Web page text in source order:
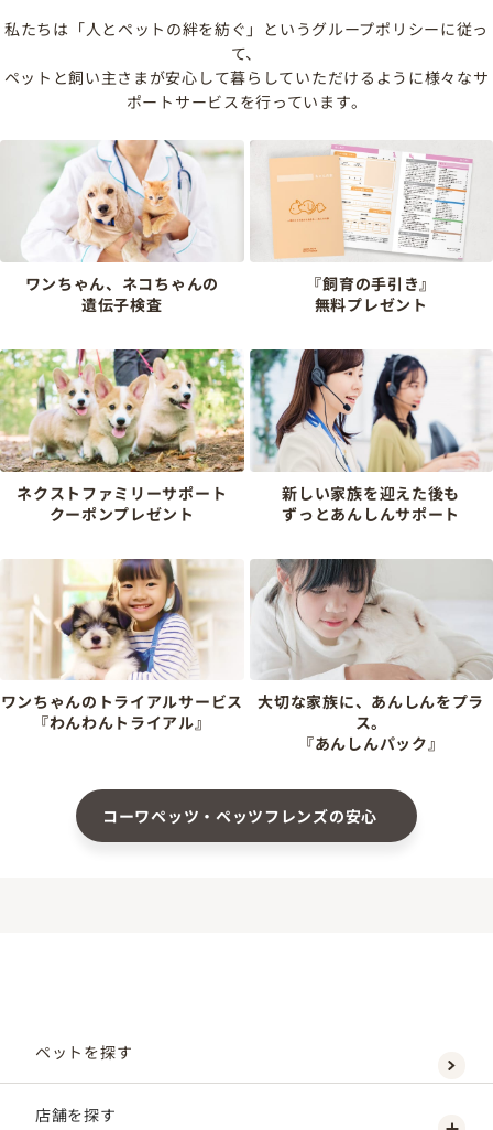
私たちは「人とペットの絆を紡ぐ」というグループポリシーに従っ
て、
ペットと飼い主さまが安心して暮らしていただけるように様々なサ
ポートサービスを行っています。
ワンちゃん、ネコちゃんの
遺伝子検査
『飼育の手引き』
無料プレゼント
ネクストファミリーサポート
クーポンプレゼント
新しい家族を迎えた後も
ずっとあんしんサポート
ワンちゃんのトライアルサービス
『わんわんトライアル』
大切な家族に、あんしんをプラ
ス。
『あんしんパック』
コーワペッツ・ペッツフレンズの安心
ペットを探す
店舗を探す